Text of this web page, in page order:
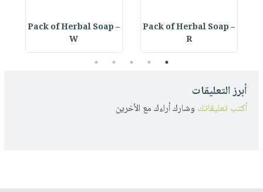
Pack of Herbal Soap –
R
Pack of Herbal Soap –
W
1
2
3
4
5
أبرز التعليقات
أكتب تعليقاتك وشارك أراءك مع الأخرين